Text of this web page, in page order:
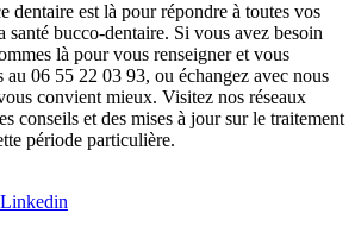
dentaire est là pour répondre à toutes vos
santé bucco-dentaire. Si vous avez besoin
là pour vous renseigner et vous
06 55 22 03 93, ou échangez avec nous
convient mieux. Visitez nos réseaux
conseils et des mises à jour sur le traitement
période particulière.
Linkedin